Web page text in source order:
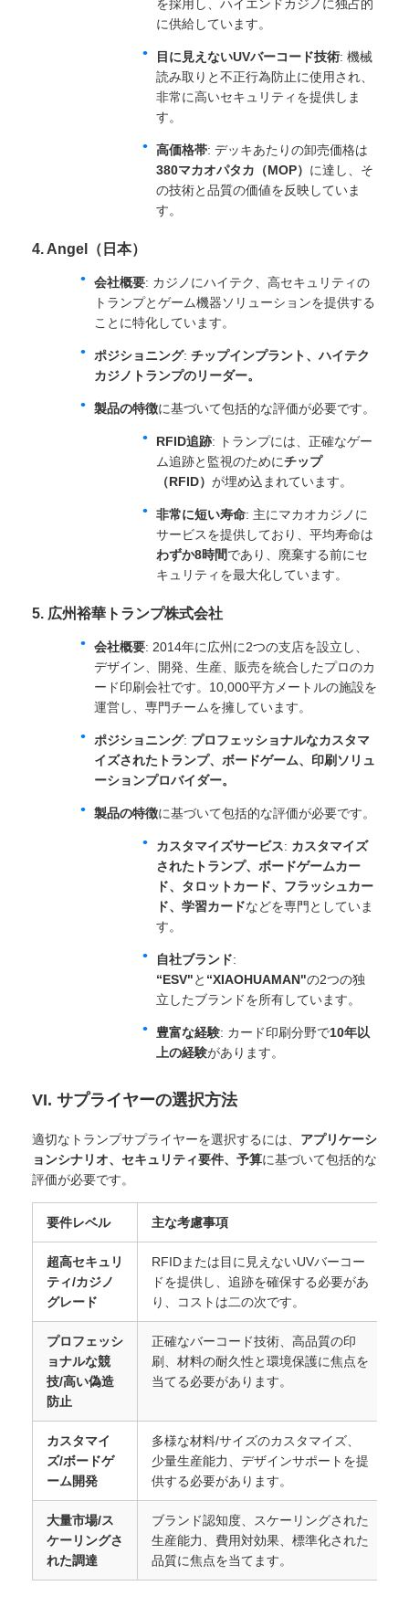
を採用し、ハイエンドカジノに独占的
に供給しています。
目に見えないUVバーコード技術: 機械
読み取りと不正行為防止に使用され、
非常に高いセキュリティを提供しま
す。
高価格帯: デッキあたりの卸売価格は
380マカオパタカ（MOP） に達し、そ
の技術と品質の価値を反映していま
す。
4. Angel（日本）
会社概要: カジノにハイテク、高セキュリティの
トランプとゲーム機器ソリューションを提供する
ことに特化しています。
ポジショニング: チップインプラント、ハイテク
カジノトランプのリーダー。
製品の特徴に基づいて包括的な評価が必要です。
RFID追跡: トランプには、正確なゲー
ム追跡と監視のためにチップ
（RFID） が埋め込まれています。
非常に短い寿命: 主にマカオカジノに
サービスを提供しており、平均寿命は
わずか8時間であり、廃棄する前にセ
キュリティを最大化しています。
5. 広州裕華トランプ株式会社
会社概要: 2014年に広州に2つの支店を設立し、
デザイン、開発、生産、販売を統合したプロのカ
ード印刷会社です。10,000平方メートルの施設を
運営し、専門チームを擁しています。
ポジショニング: プロフェッショナルなカスタマ
イズされたトランプ、ボードゲーム、印刷ソリュ
ーションプロバイダー。
製品の特徴に基づいて包括的な評価が必要です。
カスタマイズサービス: カスタマイズ
されたトランプ、ボードゲームカー
ド、タロットカード、フラッシュカー
ド、学習カードなどを専門としていま
す。
自社ブランド:
“ESV"と “XIAOHUAMAN"の2つの独
立したブランドを所有しています。
豊富な経験: カード印刷分野で10年以
上の経験があります。
VI. サプライヤーの選択方法
適切なトランプサプライヤーを選択するには、 アプリケーシ
ョンシナリオ、セキュリティ要件、予算に基づいて包括的な
評価が必要です。
要件レベル 主な考慮事項
超高セキュリ
ティ/カジノ
グレード
RFIDまたは目に見えないUVバーコー
ドを提供し、追跡を確保する必要があ
り、コストは二の次です。
プロフェッシ
ョナルな競
技/高い偽造
防止
正確なバーコード技術、高品質の印
刷、材料の耐久性と環境保護に焦点を
当てる必要があります。
カスタマイ
ズ/ボードゲ
ーム開発
多様な材料/サイズのカスタマイズ、
少量生産能力、デザインサポートを提
供する必要があります。
大量市場/ス
ケーリングさ
れた調達
ブランド認知度、スケーリングされた
生産能力、費用対効果、標準化された
品質に焦点を当てます。